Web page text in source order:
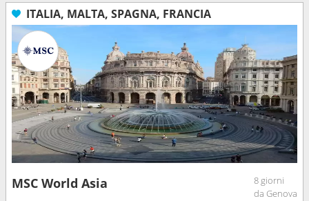
ITALIA, MALTA, SPAGNA, FRANCIA
MSC World Asia
8 giorni
da Genova